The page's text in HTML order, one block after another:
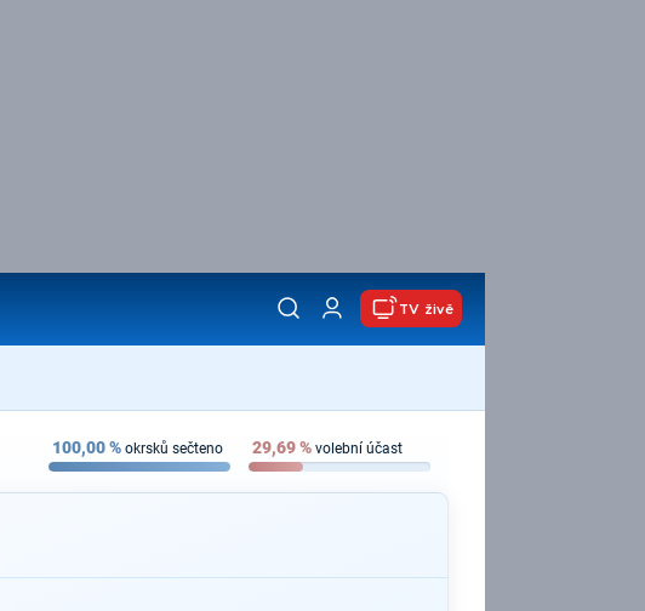
TV živě
100,00% okrsků sečteno 29,69% volební účast